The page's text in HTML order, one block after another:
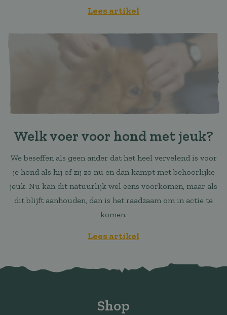
Lees artikel
Welk voer voor hond met jeuk?
We beseffen als geen ander dat het heel vervelend is voor
je hond als hij of zij zo nu en dan kampt met behoorlijke
jeuk. Nu kan dit natuurlijk wel eens voorkomen, maar als
dit blijft aanhouden, dan is het raadzaam om in actie te
komen.
Lees artikel
Shop